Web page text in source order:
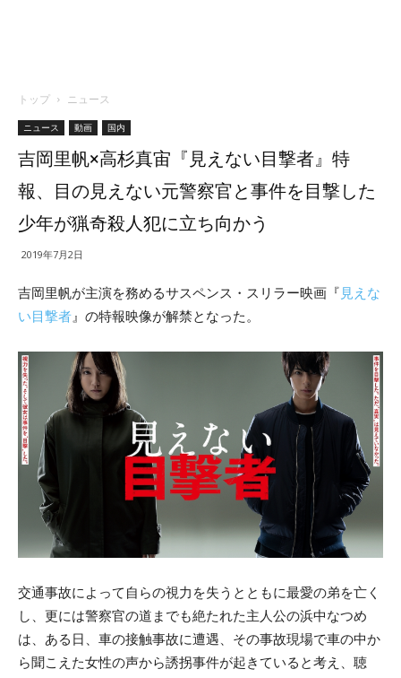
トップ ニュース
ニュース 動画 国内
吉岡里帆×高杉真宙『見えない目撃者』特
報、目の見えない元警察官と事件を目撃した
少年が猟奇殺人犯に立ち向かう
2019年7月2日
吉岡里帆が主演を務めるサスペンス・スリラー映画『 見えな
い目撃者 』の特報映像が解禁となった。
交通事故によって自らの視力を失うとともに最愛の弟を亡く
し、更には警察官の道までも絶たれた主人公の浜中なつめ
は、ある日、車の接触事故に遭遇、その事故現場で車の中か
ら聞こえた女性の声から誘拐事件が起きていると考え、聴